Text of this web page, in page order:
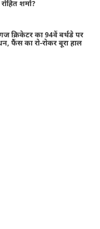
शर्मा?
क्रिकेटर का 94वें बर्थडे पर
फैंस का रो-रोकर बूरा हाल